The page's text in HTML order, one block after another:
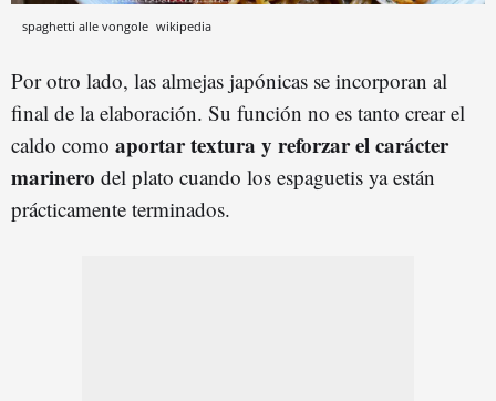
spaghetti alle vongole wikipedia
Por otro lado, las almejas japónicas se incorporan al
final de la elaboración. Su función no es tanto crear el
caldo como aportar textura y reforzar el carácter
marinero del plato cuando los espaguetis ya están
prácticamente terminados.